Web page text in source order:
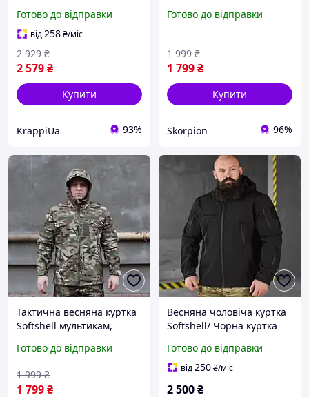
капюшоном чорна
Готово до відправки
від258₴/міс
2 579₴
2 929 ₴
Купити
KrappiUa 93%
літо,військова чоловіча
зсу,пісочна куртка зс
Готово до відправки
1 799₴
1 999 ₴
Купити
Skorpion 96%
Тактична весняна куртка
Softshell мультикам,
літо, військова чоловіча
мультикам
Готово до відправки
1 799₴
1 999 ₴
Весняна чоловіча куртка
Softshell/ Чорна куртка
Тактична демісезонна
куртка/ Водонепроникна
Готово до відправки
від250₴/міс
2 500₴